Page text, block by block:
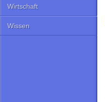
Wirtschaft
Wissen